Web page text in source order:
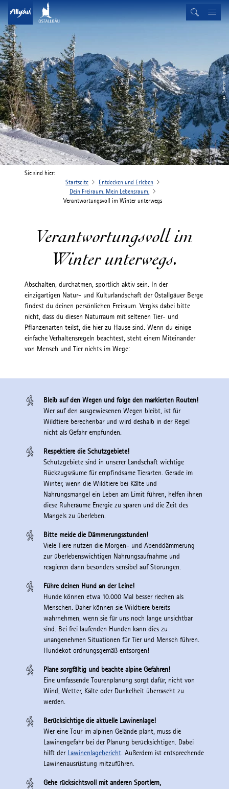
© Simon Toplak
Sie sind hier:
Startseite
Entdecken und Erleben
Dein Freiraum. Mein Lebensraum.
Verantwortungsvoll im Winter unterwegs
Verantwortungsvoll im
Winter unterwegs.
Abschalten, durchatmen, sportlich aktiv sein. In der
einzigartigen Natur- und Kulturlandschaft der Ostallgäuer Berge
findest du deinen persönlichen Freiraum. Vergiss dabei bitte
nicht, dass du diesen Naturraum mit seltenen Tier- und
Pflanzenarten teilst, die hier zu Hause sind. Wenn du einige
einfache Verhaltensregeln beachtest, steht einem Miteinander
von Mensch und Tier nichts im Wege:
Bleib auf den Wegen und folge den markierten Routen!
Wer auf den ausgewiesenen Wegen bleibt, ist für
Wildtiere berechenbar und wird deshalb in der Regel
nicht als Gefahr empfunden.
Respektiere die Schutzgebiete!
Schutzgebiete sind in unserer Landschaft wichtige
Rückzugsräume für empfindsame Tierarten. Gerade im
Winter, wenn die Wildtiere bei Kälte und
Nahrungsmangel ein Leben am Limit führen, helfen ihnen
diese Ruheräume Energie zu sparen und die Zeit des
Mangels zu überleben.
Bitte meide die Dämmerungsstunden!
Viele Tiere nutzen die Morgen- und Abenddämmerung
zur überlebenswichtigen Nahrungsaufnahme und
reagieren dann besonders sensibel auf Störungen.
Führe deinen Hund an der Leine!
Hunde können etwa 10.000 Mal besser riechen als
Menschen. Daher können sie Wildtiere bereits
wahrnehmen, wenn sie für uns noch lange unsichtbar
sind. Bei frei laufenden Hunden kann dies zu
unangenehmen Situationen für Tier und Mensch führen.
Hundekot ordnungsgemäß entsorgen!
Plane sorgfältig und beachte alpine Gefahren!
Eine umfassende Tourenplanung sorgt dafür, nicht von
Wind, Wetter, Kälte oder Dunkelheit überrascht zu
werden.
Berücksichtige die aktuelle Lawinenlage!
Wer eine Tour im alpinen Gelände plant, muss die
Lawinengefahr bei der Planung berücksichtigen. Dabei
hilft der
Lawinenlagebericht . Außerdem ist entsprechende
Lawinenausrüstung mitzuführen.
Gehe rücksichtsvoll mit anderen Sportlern,